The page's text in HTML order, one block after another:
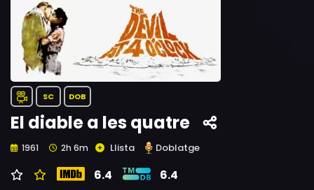
SC DOB
El diable a les quatre
1961 2h 6m Llista Doblatge
6.4 6.4